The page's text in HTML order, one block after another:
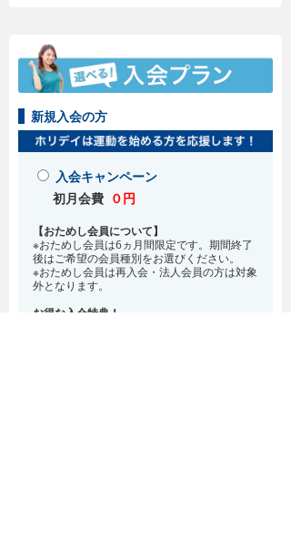
新規入会の方
入会キャンペーン
初月会費 ０円
【おためし会員について】
※おためし会員は6ヵ月間限定です。期間終了
後はご希望の会員種別をお選びください。
※おためし会員は再入会・法人会員の方は対象
外となります。
お得な入会特典！